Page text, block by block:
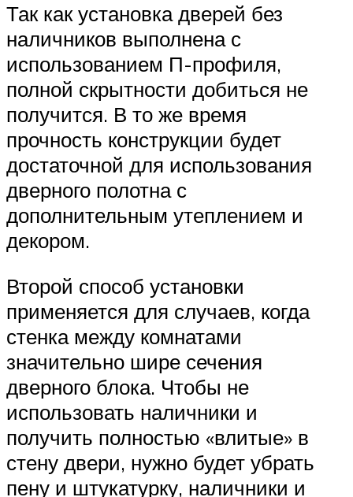
Так как установка дверей без
наличников выполнена с
использованием П-профиля,
полной скрытности добиться не
получится. В то же время
прочность конструкции будет
достаточной для использования
дверного полотна с
дополнительным утеплением и
декором.
Второй способ установки
применяется для случаев, когда
стенка между комнатами
значительно шире сечения
дверного блока. Чтобы не
использовать наличники и
получить полностью «влитые» в
стену двери, нужно будет убрать
пену и штукатурку, наличники и